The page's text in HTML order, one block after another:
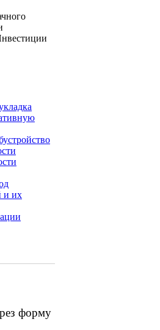
и их
форму